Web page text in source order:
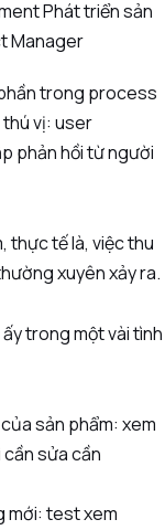
trong process
vị: user
phản hồi từ người
thực tế là, việc thu
xuyên xảy ra.
trong một vài tình
sản phẩm: xem
sửa cần
mới: test xem